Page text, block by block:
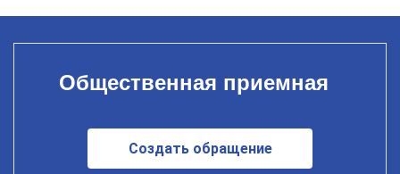
Общественная приемная
Создать обращение